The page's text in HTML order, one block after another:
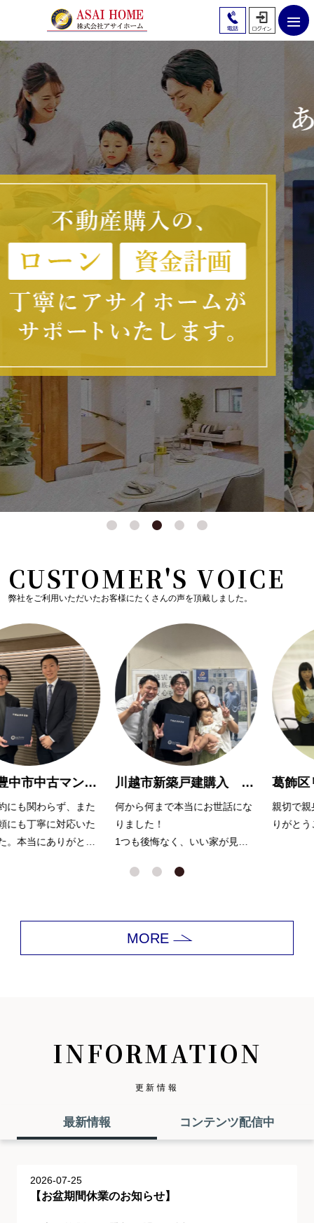
CUSTOMER'S VOICE
弊社をご利用いただいたお客様にたくさんの声を頂戴しました。
大阪府豊中市中古マンション購入Y様
らず、また
に対応いた
ありがとう
川越市新築戸建購入 A様
何から何まで本当にお世話にな
りました！
1つも後悔なく、いい家が見つ
と思っています。
親切で親身に対
りがとうござい
MORE
INFORMATION
更新情報
最新情報 コンテンツ配信中
2026-07-25
【お盆期間休業のお知らせ】